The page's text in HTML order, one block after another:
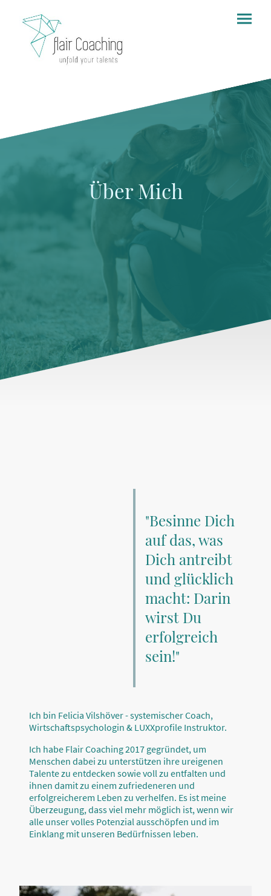
Über Mich
"Besinne Dich
auf das, was
Dich antreibt
und glücklich
macht: Darin
wirst Du
erfolgreich
sein!"
Ich bin Felicia Vilshöver - systemischer Coach,
Wirtschaftspsychologin & LUXXprofile Instruktor.
Ich habe Flair Coaching 2017 gegründet, um
Menschen dabei zu unterstützen ihre ureigenen
Talente zu entdecken sowie voll zu entfalten und
ihnen damit zu einem zufriedeneren und
erfolgreicherem Leben zu verhelfen. Es ist meine
Überzeugung, dass viel mehr möglich ist, wenn wir
alle unser volles Potenzial ausschöpfen und im
Einklang mit unseren Bedürfnissen leben.